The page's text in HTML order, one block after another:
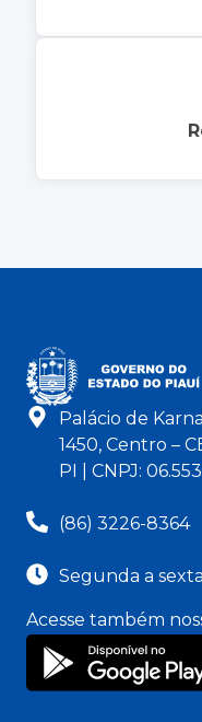
Palácio de
1450, Centro –
PI | CNPJ:
(86) 3226-8364
Segunda a
Acesse também